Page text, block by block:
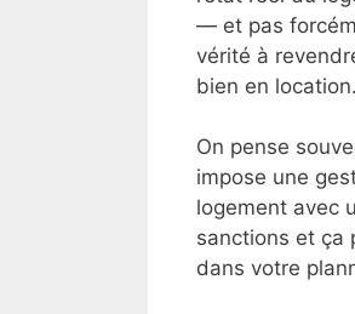
— et pas
vérité à
bien en location.
On pense
impose une
logement avec
sanctions et ça
dans votre